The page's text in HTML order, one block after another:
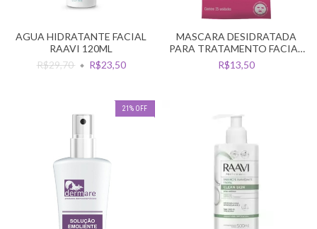
AGUA HIDRATANTE FACIAL
RAAVI 120ML
R$29,70
R$23,50
MASCARA DESIDRATADA
PARA TRATAMENTO FACIAL
VERTIX C/25UN
R$13,50
21 % OFF